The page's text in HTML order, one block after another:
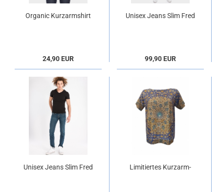
Organic Kurzarmshirt
24,90 EUR
Unisex Jeans Slim Fred
99,90 EUR
Unisex Jeans Slim Fred
Limitiertes Kurzarm-